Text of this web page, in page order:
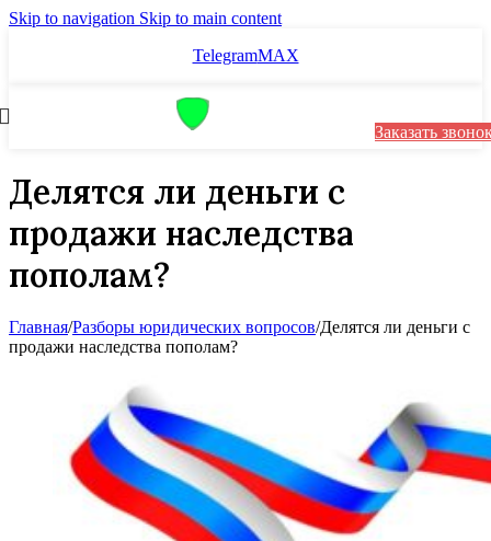
Skip to navigation Skip to main content
TelegramMAX
Заказать
Делятся ли деньги с
продажи наследства
пополам?
Главная/Разборы юридических вопросов/Делятся ли деньги с
продажи наследства пополам?